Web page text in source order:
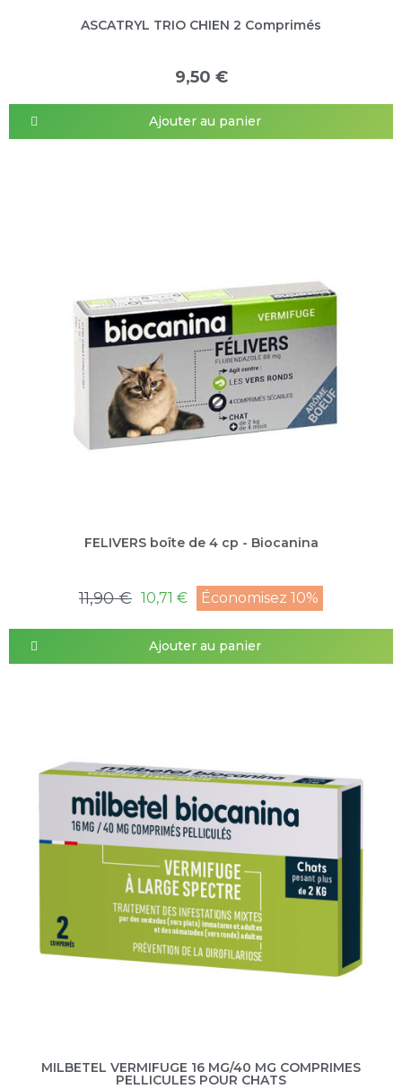
ASCATRYL TRIO CHIEN 2 Comprimés
9,50 €
Ajouter au panier
FELIVERS boîte de 4 cp - Biocanina
11,90 € 10,71 € Économisez 10%
Ajouter au panier
MILBETEL VERMIFUGE 16 MG/40 MG COMPRIMES
PELLICULES POUR CHATS